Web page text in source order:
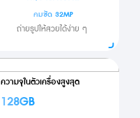
คมชัด 32MP
ถ่ายรูปให้สวยได้ง่าย ๆ
128GB
ความจุในตัวเครื่องสูงสุด